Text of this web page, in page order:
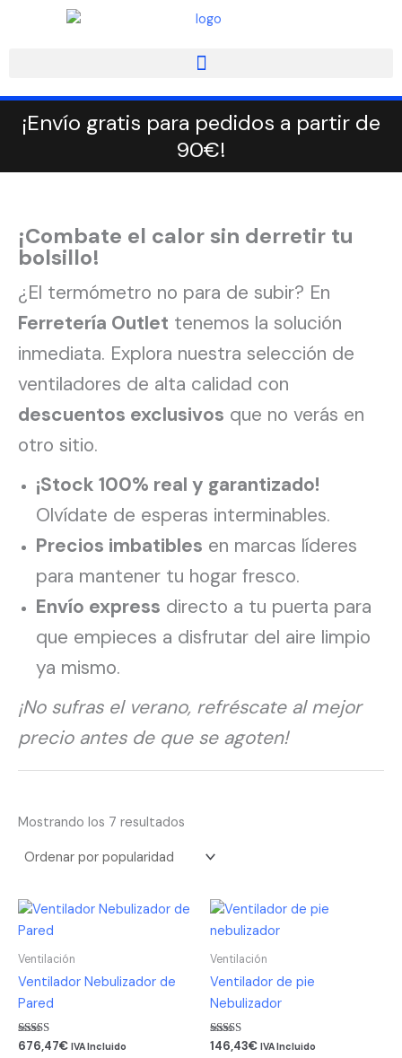
¡Envío gratis para pedidos a partir de
90€!
¡Combate el calor sin derretir tu
bolsillo!
¿El termómetro no para de subir? En
Ferretería Outlet tenemos la solución
inmediata. Explora nuestra selección de
ventiladores de alta calidad con
descuentos exclusivos que no verás en
otro sitio.
¡Stock 100% real y garantizado!
Olvídate de esperas interminables.
Precios imbatibles en marcas líderes
para mantener tu hogar fresco.
Envío express directo a tu puerta para
que empieces a disfrutar del aire limpio
ya mismo.
¡No sufras el verano, refréscate al mejor
precio antes de que se agoten!
Mostrando los 7 resultados
por
popularidad
Ventilación
Ventilador Nebulizador de
Pared
Valorado
676,47€ IVA Incluido
Ventilación
Ventilador de pie
Nebulizador
Valorado
146,43€ IVA Incluido